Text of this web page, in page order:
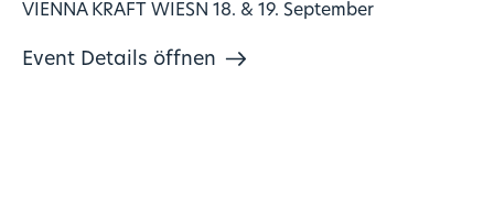
VIENNA KRAFT WIESN 18. & 19. September
Event Details öffnen